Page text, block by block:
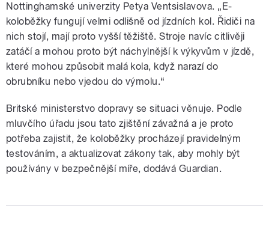
Nottinghamské univerzity Petya Ventsislavova. „E-
koloběžky fungují velmi odlišně od jízdních kol. Řidiči na
nich stojí, mají proto vyšší těžiště. Stroje navíc citlivěji
zatáčí a mohou proto být náchylnější k výkyvům v jízdě,
které mohou způsobit malá kola, když narazí do
obrubníku nebo vjedou do výmolu.“
Britské ministerstvo dopravy se situaci věnuje. Podle
mluvčího úřadu jsou tato zjištění závažná a je proto
potřeba zajistit, že koloběžky procházejí pravidelným
testováním, a aktualizovat zákony tak, aby mohly být
používány v bezpečnější míře, dodává Guardian.